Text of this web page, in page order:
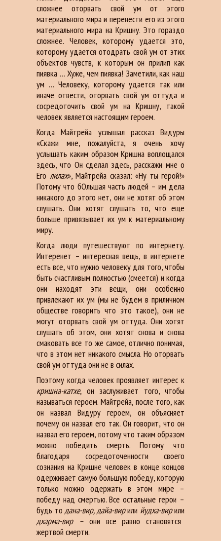
сложнее оторвать свой ум от этого
материального мира и перенести его из этого
материального мира на Кришну. Это гораздо
сложнее. Человек, которому удается это,
которому удается отодрать свой ум от этих
объектов чувств, к которым он прилип как
пиявка … Хуже, чем пиявка! Заметили, как наш
ум … Человеку, которому удается так или
иначе отвести, оторвать свой ум оттуда и
сосредоточить свой ум на Кришну, такой
человек является настоящим героем.
Когда Майтрейа услышал рассказ Видуры
«Скажи мне, пожалуйста, я очень хочу
услышать каким образом Кришна воплощался
здесь, что Он сделал здесь, расскажи мне о
Его лилах», Майтрейа сказал: «Ну ты герой!»
Потому что бОльшая часть людей – им дела
никакого до этого нет, они не хотят об этом
слушать. Они хотят слушать то, что еще
больше привязывает их ум к материальному
миру.
Когда люди путешествуют по интернету.
Интеренет – интересная вещь, в интернете
есть все, что нужно человеку для того, чтобы
быть счастливым полностью (смеется) и когда
они находят эти вещи, они особенно
привлекают их ум (мы не будем в приличном
обществе говорить что это такое), они не
могут оторвать свой ум оттуда. Они хотят
слушать об этом, они хотят снова и снова
смаковать все то же самое, отлично понимая,
что в этом нет никакого смысла. Но оторвать
свой ум оттуда они не в силах.
Поэтому когда человек проявляет интерес к
кришна-катхе, он заслуживает того, чтобы
называться героем. Майтрейа, после того, как
он назвал Видуру героем, он объясняет
почему он назвал его так. Он говорит, что он
назвал его героем, потому что таким образом
можно победить смерть. Потому что
благодаря сосредоточенности своего
сознания на Кришне человек в конце концов
одерживает самую большую победу, которую
только можно одержать в этом мире –
победу над смертью. Все остальные герои –
будь то дана-вир, дайа-вирили йудха-вирили
дхарма-вир–они все равно становятся
жертвой смерти.